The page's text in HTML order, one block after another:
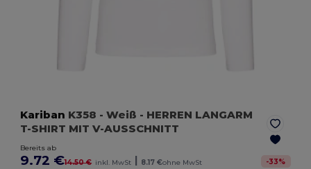
Kariban K358 - Weiß - HERREN LANGARM
T-SHIRT MIT V-AUSSCHNITT
Bereits ab
9.72 €14.50 € inkl. MwSt | 8.17 €ohne MwSt -33%